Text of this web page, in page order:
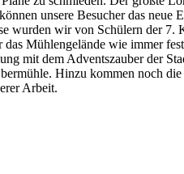
unsere Besucher das
wurden wir von Schülern der 7.
Mühlengelände wie immer
mit dem Adventszauber der
Hinzu kommen noch
Arbeit.